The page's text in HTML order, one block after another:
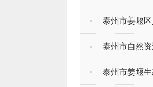
泰州市姜堰
泰州市自然
泰州市姜堰